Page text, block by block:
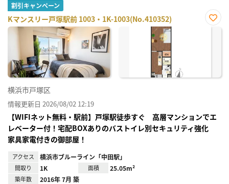
割引キャンペーン
Kマンスリー戸塚駅前 1003・1K-1003(No.410352)
お気
横浜市戸塚区
情報更新日 2026/08/02 12:19
【WIFIネット無料・駅前】戸塚駅徒歩すぐ 高層マンションでエ
レベーター付！宅配BOXありのバストイレ別セキュリティ強化
家具家電付きの御部屋！
アクセス 横浜市ブルーライン「中田駅」
間取り 1K 面積 25.05m²
築年数 2016年 7月 築